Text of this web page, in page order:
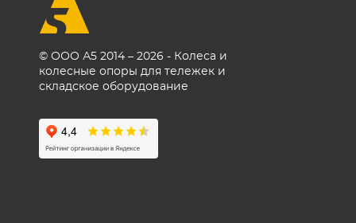
© ООО А5 2014 – 2026 - Колеса и
колесные опоры для тележек и
складское оборудование